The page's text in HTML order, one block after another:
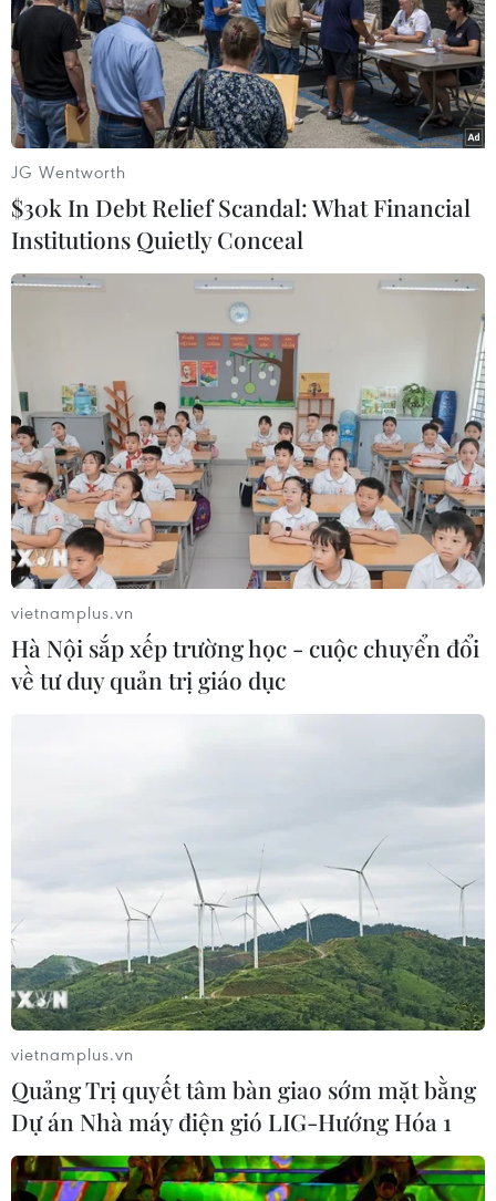
Một buổi lễ đăng quang cho lãnh đạo truyền
thống tại Nam Phi có thể kéo dài từ 1 đến 3 ngày,
trong những ngày này, người dân trong thị tộc và
bộ tộc tập trung lại, ca hát, nhảy múa và cùng nấu
nướng.
(TTXVN/Vietnam+)
#Chợ bán gia súc
#Nông dân Nam Phi
Nam Phi
TIN LIÊN QUAN
JG Wentworth
$30k In Debt Relief Scandal: What Financial
Institutions Quietly Conceal
vietnamplus.vn
Hà Nội sắp xếp trường học - cuộc chuyển đổi
về tư duy quản trị giáo dục
vietnamplus.vn
Quảng Trị quyết tâm bàn giao sớm mặt bằng
Dự án Nhà máy điện gió LIG-Hướng Hóa 1